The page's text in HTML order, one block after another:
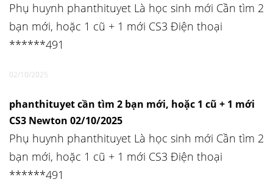
Phụ huynh phanthituyet Là học sinh mới Cần tìm 2
bạn mới, hoặc 1 cũ + 1 mới CS3 Điện thoại
******491
02/10/2025
phanthituyet cần tìm 2 bạn mới, hoặc 1 cũ + 1 mới
CS3 Newton 02/10/2025
Phụ huynh phanthituyet Là học sinh mới Cần tìm 2
bạn mới, hoặc 1 cũ + 1 mới CS3 Điện thoại
******491